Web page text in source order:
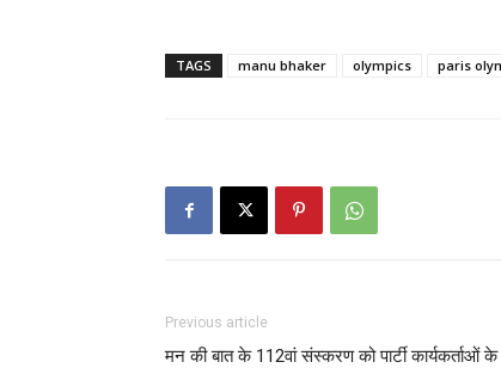
TAGS manu bhaker olympics paris
Previous article
मन की बात के 112वां संस्करण को पार्टी कार्यकर्ताओं